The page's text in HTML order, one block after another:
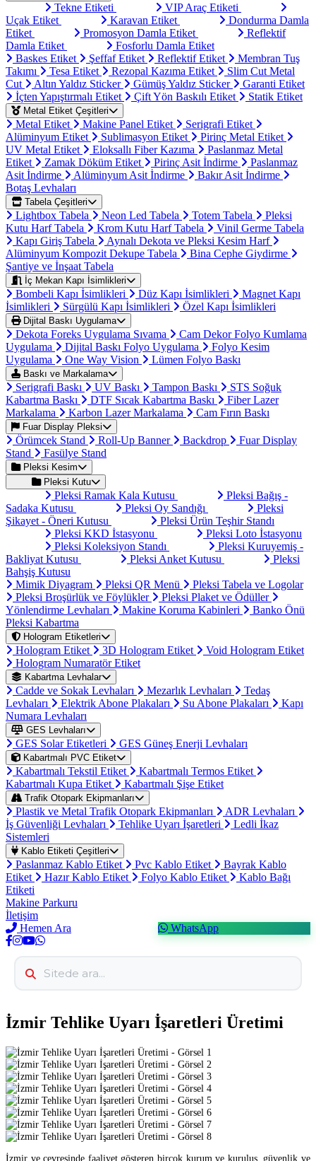
Tekne Etiketi
VIP Araç Etiketi
Uçak Etiket
Karavan Etiket
Dondurma Damla
Etiket
Promosyon Damla Etiket
Reflektif
Damla Etiket
Fosforlu Damla Etiket
Baskes Etiket
Şeffaf Etiket Reflektif Etiket
Membran Tuş
Takımı
Tesa Etiket Rezopal Kazıma Etiket
Slim Cut Metal
Cut
Altın Yaldız Sticker Gümüş Yaldız Sticker
Garanti Etiket
İçten Yapıştırmalı Etiket
Çift Yön Baskılı Etiket Statik Etiket
Metal Etiket Çeşitleri
Metal Etiket Makine Panel Etiket
Serigrafi Etiket
Alüminyum Etiket
Sublimasyon Etiket
Pirinç Metal Etiket
UV Metal Etiket
Eloksallı Fiber Kazıma
Paslanmaz Metal
Etiket
Zamak Döküm Etiket Pirinç Asit İndirme
Paslanmaz
Asit İndirme
Alüminyum Asit İndirme
Bakır Asit İndirme
Botaş Levhaları
Tabela Çeşitleri
Lightbox Tabela Neon Led Tabela Totem Tabela
Pleksi
Kutu Harf Tabela
Krom Kutu Harf Tabela
Vinil Germe Tabela
Kapı Giriş Tabela
Aynalı Dekota ve Pleksi Kesim Harf
Alüminyum Kompozit Dekupe Tabela
Bina Cephe Giydirme
Şantiye ve İnşaat Tabela
İç Mekan Kapı İsimlikleri
Bombeli Kapı İsimlikleri Düz Kapı İsimlikleri
Magnet Kapı
İsimlikleri
Sürgülü Kapı İsimlikleri Özel Kapı İsimlikleri
Dijital Baskı Uygulama
Dekota Foreks Uygulama Sıvama
Cam Dekor Folyo Kumlama
Uygulama
Dijital Baskı Folyo Uygulama
Folyo Kesim
Uygulama
One Way Vision Lümen Folyo Baskı
Baskı ve Markalama
Serigrafi Baskı UV Baskı Tampon Baskı
STS Soğuk
Kabartma Baskı
DTF Sıcak Kabartma Baskı
Fiber Lazer
Markalama
Karbon Lazer Markalama Cam Fırın Baskı
Fuar Display Pleksi
Örümcek Stand Roll-Up Banner Backdrop
Fuar Display
Stand
Fasülye Stand
Pleksi Kesim
Pleksi Kutu
Pleksi Ramak Kala Kutusu
Pleksi Bağış -
Sadaka Kutusu
Pleksi Oy Sandığı
Pleksi
Şikayet - Öneri Kutusu
Pleksi Ürün Teşhir Standı
Pleksi KKD İstasyonu
Pleksi Loto İstasyonu
Pleksi Koleksiyon Standı
Pleksi Kuruyemiş -
Bakliyat Kutusu
Pleksi Anket Kutusu
Pleksi
Bahşiş Kutusu
Mimik Diyagram
Pleksi QR Menü
Pleksi Tabela ve Logolar
Pleksi Broşürlük ve Föylükler
Pleksi Plaket ve Ödüller
Yönlendirme Levhaları
Makine Koruma Kabinleri
Banko Önü
Pleksi Kabartma
Hologram Etiketleri
Hologram Etiket 3D Hologram Etiket
Void Hologram Etiket
Hologram Numaratör Etiket
Kabartma Levhalar
Cadde ve Sokak Levhaları Mezarlık Levhaları
Tedaş
Levhaları
Elektrik Abone Plakaları Su Abone Plakaları
Kapı
Numara Levhaları
GES Levhaları
GES Solar Etiketleri GES Güneş Enerji Levhaları
Kabartmalı PVC Etiket
Kabartmalı Tekstil Etiket
Kabartmalı Termos Etiket
Kabartmalı Kupa Etiket
Kabartmalı Şişe Etiket
Trafik Otopark Ekipmanları
Plastik ve Metal Trafik Otopark Ekipmanları
ADR Levhaları
İş Güvenliği Levhaları
Tehlike Uyarı İşaretleri
Ledli İkaz
Sistemleri
Kablo Etiketi Çeşitleri
Paslanmaz Kablo Etiket Pvc Kablo Etiket
Bayrak Kablo
Etiket
Hazır Kablo Etiket Folyo Kablo Etiket
Kablo Bağı
Etiketi
Makine Parkuru
İletişim
Hemen Ara
WhatsApp
İzmir Tehlike Uyarı İşaretleri Üretimi
İzmir ve çevresinde faaliyet gösteren birçok kurum ve kuruluş, güvenlik ve